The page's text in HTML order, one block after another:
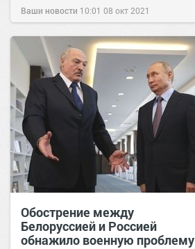
Ваши новости 10:01 08 окт 2021
Обострение между
Белоруссией и Россией
обнажило военную проблему